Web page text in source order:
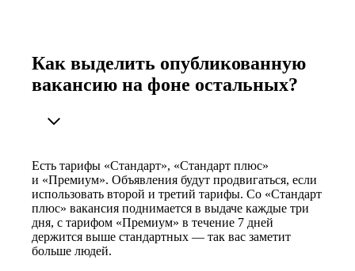
Как выделить опубликованную
вакансию на фоне остальных?
Есть тарифы «Стандарт», «Стандарт плюс»
и «Премиум». Объявления будут продвигаться, если
использовать второй и третий тарифы. Со «Стандарт
плюс» вакансия поднимается в выдаче каждые три
дня, с тарифом «Премиум» в течение 7 дней
держится выше стандартных — так вас заметит
больше людей.